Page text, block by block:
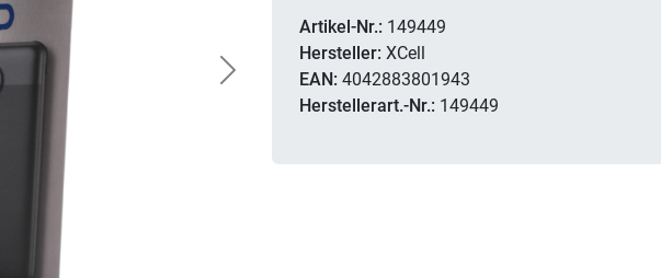
Next
Artikel-Nr.: 149449
Hersteller: XCell
EAN: 4042883801943
Herstellerart.-Nr.: 149449